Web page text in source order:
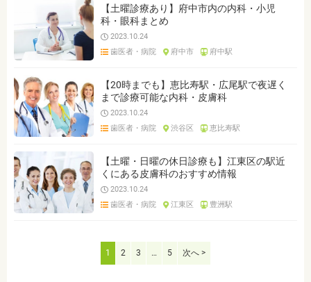
【土曜診療あり】府中市内の内科・小児
科・眼科まとめ
2023.10.24
歯医者・病院
府中市 府中駅
【20時までも】恵比寿駅・広尾駅で夜遅く
まで診療可能な内科・皮膚科
2023.10.24
歯医者・病院
渋谷区 恵比寿駅
【土曜・日曜の休日診療も】江東区の駅近
くにある皮膚科のおすすめ情報
2023.10.24
歯医者・病院
江東区 豊洲駅
1 2 3 … 5 次へ >